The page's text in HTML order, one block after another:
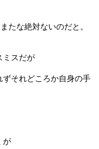
たな絶対ないのだと。
ミスだが
それどころか自身の手
が